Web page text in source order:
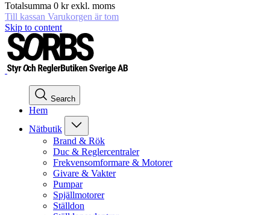
Totalsumma 0 kr exkl. moms
Till kassan Varukorgen är tom
Skip to content
Search
Hem
Nätbutik
Brand & Rök
Duc & Reglercentraler
Frekvensomformare & Motorer
Givare & Vakter
Pumpar
Spjällmotorer
Ställdon